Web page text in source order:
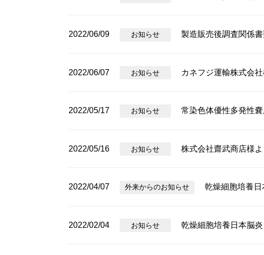
2022/06/09 お知らせ 製造販売後調査関係
2022/06/07 お知らせ カネフジ運輸株式会
2022/05/17 お知らせ 常染色体優性多発性
2022/05/16 お知らせ 株式会社齋武商店様
2022/04/07 外来からのお知らせ 乾燥細胞培養
2022/02/04 お知らせ 乾燥細胞培養日本脳